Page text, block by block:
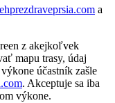
a
z akejkoľvek
mapu trasy, údaj
účastník zašle
. Akceptuje sa iba
výkone.